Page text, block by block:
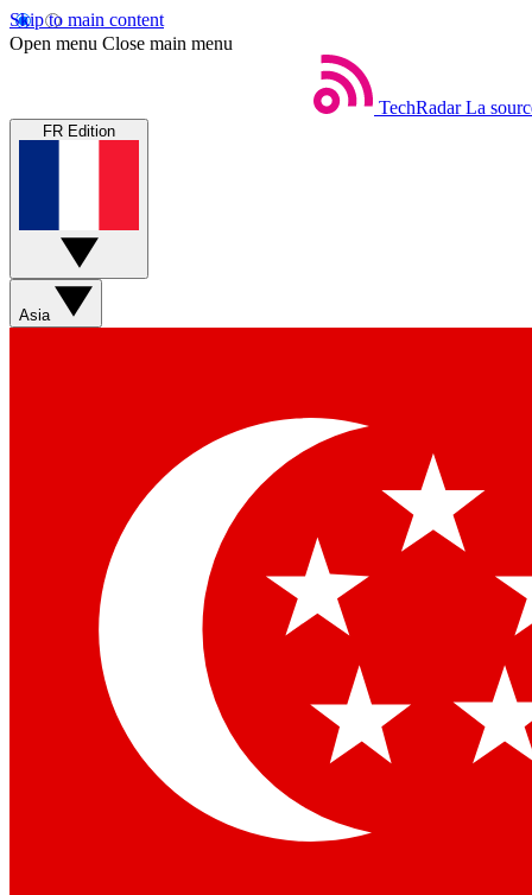
Skip to main content
Open menu Close main menu
TechRadar La
FR Edition
Asia